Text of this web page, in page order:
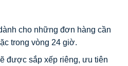
cho những đơn hàng cần
trong vòng 24 giờ.
được sắp xếp riêng, ưu tiên